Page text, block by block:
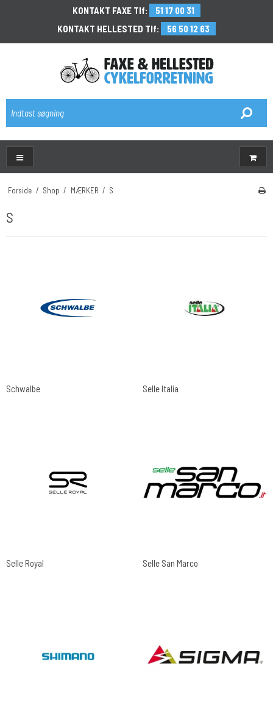
KONTAKT FAXE Tlf:
51 17 00 31
KONTAKT HELLESTED Tlf:
56 50 12 63
Forside / Shop / MÆRKER / S
S
Schwalbe Selle Italia
Selle Royal Selle San Marco